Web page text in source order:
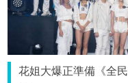
花姐大爆正準備《全